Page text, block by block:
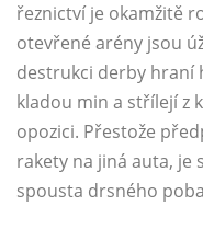
řeznictví je okamžitě
otevřené arény jsou
destrukci derby hraní
kladou min a střílejí z
opozici. Přestože
rakety na jiná auta, je
spousta drsného